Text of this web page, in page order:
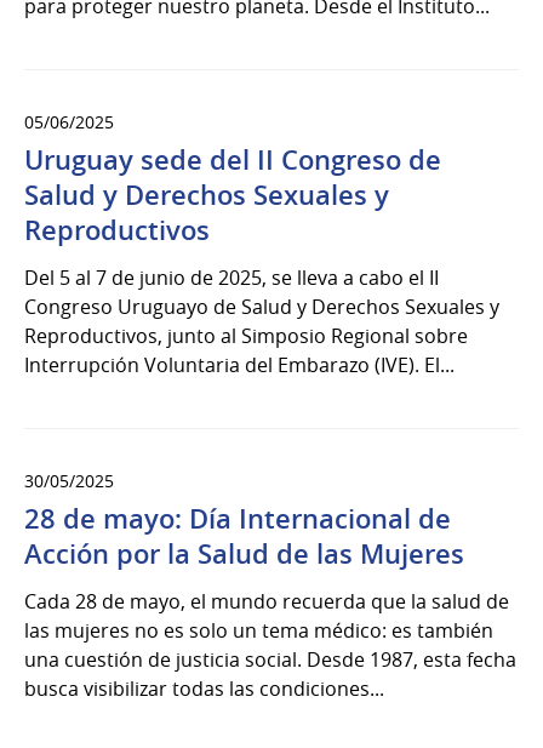
para proteger nuestro planeta. Desde el Instituto...
05/06/2025
Uruguay sede del II Congreso de
Salud y Derechos Sexuales y
Reproductivos
Del 5 al 7 de junio de 2025, se lleva a cabo el II
Congreso Uruguayo de Salud y Derechos Sexuales y
Reproductivos, junto al Simposio Regional sobre
Interrupción Voluntaria del Embarazo (IVE). El...
30/05/2025
28 de mayo: Día Internacional de
Acción por la Salud de las Mujeres
Cada 28 de mayo, el mundo recuerda que la salud de
las mujeres no es solo un tema médico: es también
una cuestión de justicia social. Desde 1987, esta fecha
busca visibilizar todas las condiciones...